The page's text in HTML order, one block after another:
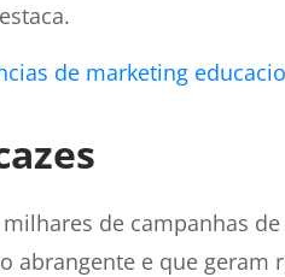
de marketing
de campanhas
abrangente e que geram